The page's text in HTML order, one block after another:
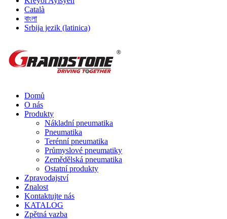
Català
বাংলা
Srbija jezik (latinica)
Domů
O nás
Produkty
Nákladní pneumatika
Pneumatika
Terénní pneumatika
Průmyslové pneumatiky
Zemědělská pneumatika
Ostatní produkty
Zpravodajství
Znalost
Kontaktujte nás
KATALOG
Zpětná vazba